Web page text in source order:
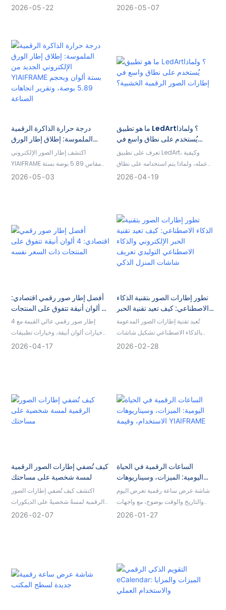
WiFi 6، وعمر بطارية طويل، وتحديثات
2026 05 22
بين أفراد العائلة، وسهولة الاستخدام
2026 05 07
درجة حرارة الذاكرة الرقمية
الملموسة: إطلاق إطار الورق
الإلكتروني الجديد من YIAIFRAME
بستة ألوان وبحجم 5.89 بوصة،
اكتشف إطار الصور الإلكتروني
YIAIFRAME مقاس 5.89 بوصة بستة
ألوان، والذي يتميز باستهلاك منخفض
2026 05 03
ما هو تطبيق LedArt؟ ولماذا
يُستخدم على نطاق واسع في
إطارات الصور الرقمية الخشبية؟
تعرف على تطبيق LedArt، وكيفية
عمله، ولماذا يتم استخدامه على نطاق
واسع في الإطارات الرقمية الفنية
2026 04 19
أفضل إطار صور رقمي اقتصادي:
4 ألوان أنيقة تتفوق على المنتجات
ذات السعر نفسه
إطار صور رقمي عالي القيمة مع 4
خيارات ألوان أنيقة، وخيارات تطبيقات
2026 04 17
تطور إطارات الصور بتقنية الذكاء
الاصطناعي: كيف تعيد تقنية الحبر
الإلكتروني والذكاء الاصطناعي
التوليدي تعريف شاشات المنزل
تُعيد تقنية إطارات الصور المدعومة
بالذكاء الاصطناعي تشكيل شاشات
المنازل الذكية. اكتشف كيف تُساهم
2026 02 28
كيف تُضفي إطارات الصور الرقمية
لمسة شخصية على مساحتك
اكتشف كيف تُضفي إطارات الصور
الرقمية لمسةً شخصيةً على الديكورات
الداخلية من خلال المحتوى الديناميكي،
2026 02 07
الساعات الرقمية في الحياة
اليومية: الميزات، وسيناريوهات
الاستخدام، وقيمة YIAIFRAME
شاشة عرض ساعة رقمية تعرض اليوم
والتاريخ والوقت بوضوح، مع واجهات
مستخدم متنوعة، وتشغيل الصور
2026 01 27